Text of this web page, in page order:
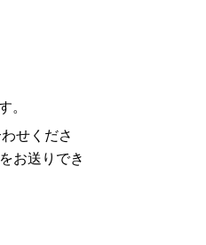
。
せくださ
お送りでき